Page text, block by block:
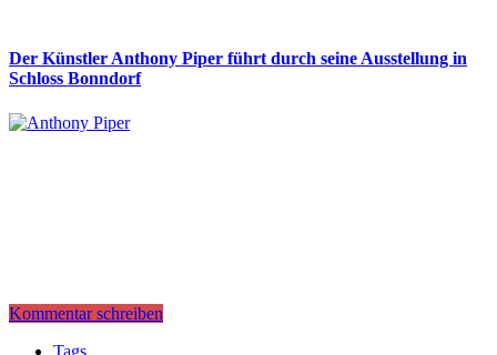
Der Künstler Anthony Piper führt durch seine Ausstellung in
Schloss Bonndorf
Kommentar schreiben
Tags